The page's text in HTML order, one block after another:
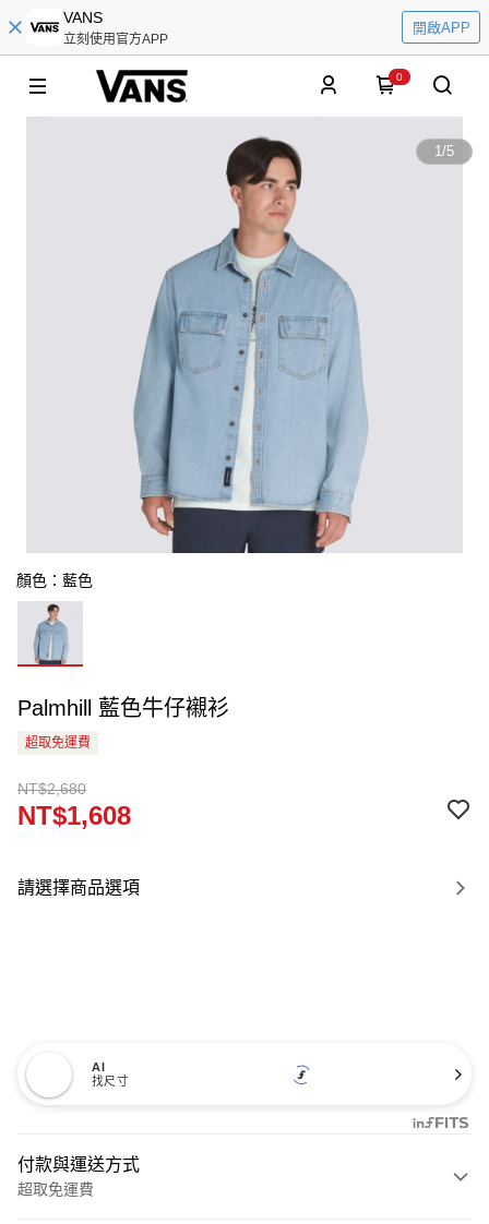
VANS
立刻使用官方APP
開啟APP
0
1/5
顏色：藍色
Palmhill 藍色牛仔襯衫
超取免運費
NT$2,680
NT$1,608
請選擇商品選項
AI
找尺寸
付款與運送方式
超取免運費